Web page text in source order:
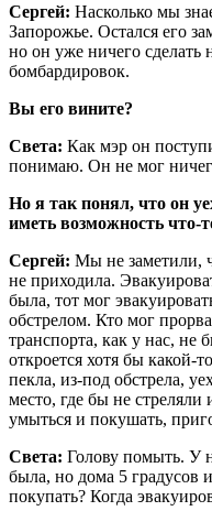
Сергей: Насколько мы
Запорожье. Остался его
но он уже ничего сделать
бомбардировок.
Вы его вините?
Света: Как мэр он
понимаю. Он не мог
Но я так понял, что он
иметь возможность что-
Сергей: Мы не заметили,
не приходила.
была, тот мог
обстрелом. Кто мог
транспорта, как у нас, не
откроется хотя бы какой-
пекла, из-под обстрела,
место, где бы не
умыться и покушать,
Света: Голову помыть. У
была, но дома 5 градусов
покупать? Когда